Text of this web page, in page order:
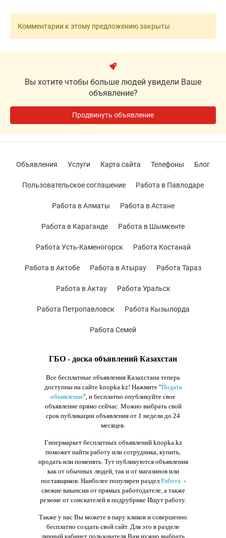
Комментарии к этому предложению закрыты
Вы хотите чтобы больше людей увидели Ваше
объявление?
Продвинуть объявление
ГБО - доска объявлений Казахстан
Все бесплатные объявления Казахстана теперь
доступны на сайте knopka.kz! Нажмите "Подать
объявление", и бесплатно опубликуйте свое
объявление прямо сейчас. Можно выбрать свой
срок публикации объявления от 1 недели до 24
месяцев.
Гипермаркет бесплатных объявлений knopka.kz
поможет найти работу или сотрудника, купить,
продать или поменять. Тут публикуются объявления
как от обычных людей, так и от магазинов или
поставщиков. Наиболее популярен раздел Работа-
свежие вакансии от прямых работодателе, а также
резюме от соискателей в подрубрике Ищут работу.
Также у нас Вы можете в пару кликов и совершенно
бесплатно создать свой сайт. Для это в разделе
личный кабинет пользователя Вам нужно выбрать
Объявления Услуги Карта сайта Телефоны Блог
Пользовательское соглашение Работа в Павлодаре
Работа в Алматы Работа в Астане
Работа в Караганде Работа в Шымкенте
Работа Усть-Каменогорск Работа Костанай
Работа в Актобе Работа в Атырау Работа Тараз
Работа в Актау Работа Уральск
Работа Петропавловск Работа Кызылорда
Работа Семей